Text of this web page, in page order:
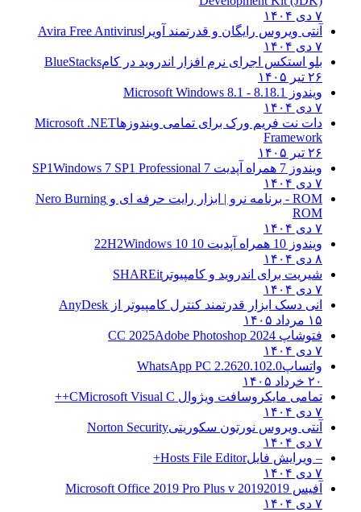
۷ دی ۱۴۰۴
آنتی ویروس رایگان و قدرتمند آویرا Avira Free Antivirus
۷ دی ۱۴۰۴
بلو استکس اجرای نرم افزار اندروید در کامBlueStacks
۲۶ تیر ۱۴۰۵
ویندوز 8.1
8.1 - Microsoft Windows 8.1
۷ دی ۱۴۰۴
دات نت فریم ورک برای تمامی ویندوزهاMicrosoft .NET
Framework
۲۶ تیر ۱۴۰۵
ویندوز 7 همراه آپدیت 7 SP1
Windows 7 SP1 Professional
۷ دی ۱۴۰۴
ROM - برنامه نرو | ابزار رایت حرفه ای و
Nero Burning
ROM
۷ دی ۱۴۰۴
ویندوز 10 همراه آپدیت 10 22H2
Windows 10
۸ دی ۱۴۰۴
شیریت برای اندروید و کامپیوتر SHAREit
۷ دی ۱۴۰۴
انی دسک ابزار قدرتمند کنترل کامپیوتر از AnyDesk
۱۵ مرداد ۱۴۰۵
فتوشاپ CC 2025 Adobe Photoshop 2024
۷ دی ۱۴۰۴
واتساپWhatsApp PC 2.2620.102.0
۲۰ خرداد ۱۴۰۵
تمامی مایکروسافت ویژوال C Microsoft Visual C++
۷ دی ۱۴۰۴
آنتی ویروس نورتون سکوریتیNorton Security
۷ دی ۱۴۰۴
– ویرایش فایلHosts File Editor+
۷ دی ۱۴۰۴
آفیس 2019 2019 Microsoft Office 2019 Pro Plus v
۷ دی ۱۴۰۴